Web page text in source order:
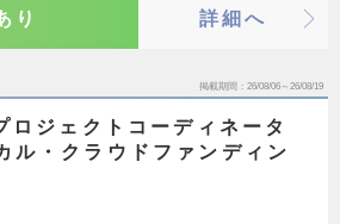
り 詳細へ
掲載期間 26/08/06～26/08/19
ロジェクトコーディネータ
ル・クラウドファンディン